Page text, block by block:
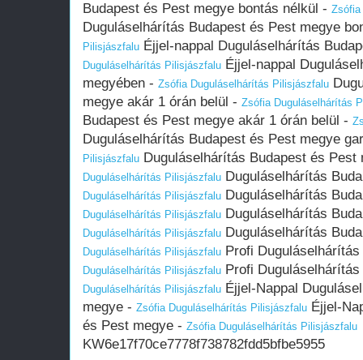
Budapest és Pest megye bontás nélkül - Zsófia
Duguláselhárítás Budapest és Pest megye
Pilisjászfalu Éjjel-nappal Duguláselhárítás
Duguláselhárítás Pilisjászfalu Éjjel-nappal
megyében - Zsófia Duguláselhárítás Pilisjászfalu
megye akár 1 órán belül - Zsófia Duguláselhárítás
Budapest és Pest megye akár 1 órán belül -
Duguláselhárítás Budapest és Pest megye
Pilisjászfalu Duguláselhárítás Budapest és
Duguláselhárítás Pilisjászfalu Duguláselhárítás
Duguláselhárítás Pilisjászfalu Duguláselhárítás
Duguláselhárítás Pilisjászfalu Duguláselhárítás
Duguláselhárítás Pilisjászfalu Duguláselhárítás
Duguláselhárítás Pilisjászfalu Profi
Duguláselhárítás Pilisjászfalu Profi
Duguláselhárítás Pilisjászfalu Éjjel-Nappal
megye - Zsófia Duguláselhárítás Pilisjászfalu Éjjel-
és Pest megye - Zsófia Duguláselhárítás Pilisjászfalu
KW6e17f70ce7778f738782fdd5bfbe5955